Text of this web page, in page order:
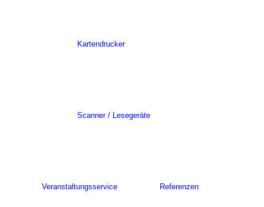
Kartendrucker
Scanner / Lesegeräte
Veranstaltungsservice Referenzen